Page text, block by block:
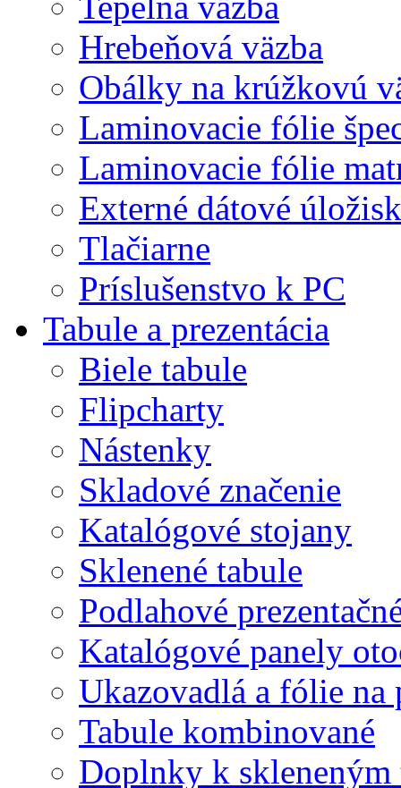
Hrebeňová väzba
Obálky na krúžkovú
Laminovacie fólie
Laminovacie fólie
Externé dátové
Tlačiarne
Príslušenstvo k PC
Tabule a prezentácia
Biele tabule
Flipcharty
Nástenky
Skladové značenie
Katalógové stojany
Sklenené tabule
Podlahové
Katalógové panely
Ukazovadlá a fólie na
Tabule kombinované
Doplnky k skleneným